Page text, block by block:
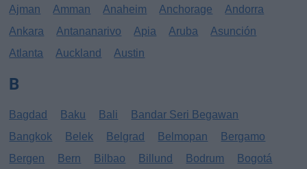
Ajman
Amman Anaheim Anchorage
Andorra
Ankara
Antananarivo Apia Aruba
Asunción
Atlanta
Auckland Austin
B
Bagdad Baku Bali
Bandar Seri Begawan
Bangkok
Belek Belgrad Belmopan
Bergamo
Bergen
Bern Bilbao Billund Bodrum
Bogotá